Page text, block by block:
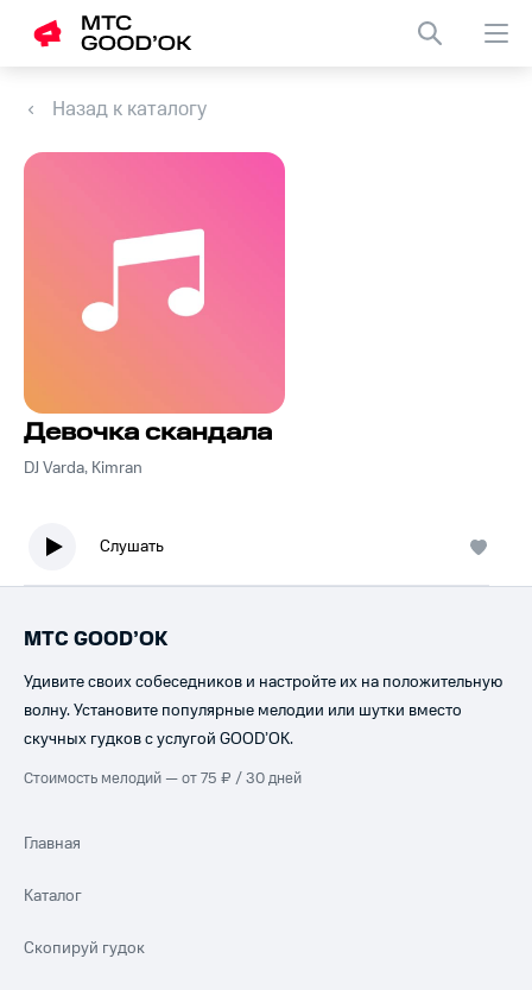
Назад к каталогу
Девочка скандала
DJ Varda, Kimran
Слушать
МТС GOOD’OK
Удивите своих собеседников и настройте их на положительную
волну. Установите популярные мелодии или шутки вместо
скучных гудков с услугой GOOD’OK.
Стоимость мелодий — от 75 ₽ / 30 дней
Главная
Каталог
Скопируй гудок